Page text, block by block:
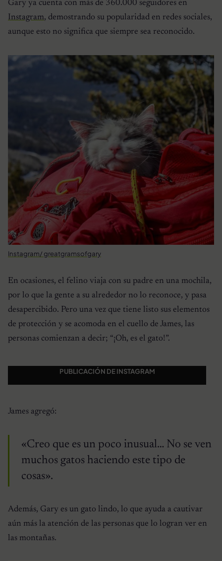
Gary ya cuenta con más de 360.000 seguidores en
Instagram, demostrando su popularidad en redes sociales,
aunque esto no significa que siempre sea reconocido.
Instagram/ greatgramsofgary
En ocasiones, el felino viaja con su padre en una mochila,
por lo que la gente a su alrededor no lo reconoce, y pasa
desapercibido. Pero una vez que tiene listo sus elementos
de protección y se acomoda en el cuello de James, las
personas comienzan a decir; “¡Oh, es el gato!”.
PUBLICACIÓN DE INSTAGRAM
James agregó:
«Creo que es un poco inusual… No se ven
muchos gatos haciendo este tipo de
cosas».
Además, Gary es un gato lindo, lo que ayuda a cautivar
aún más la atención de las personas que lo logran ver en
las montañas.